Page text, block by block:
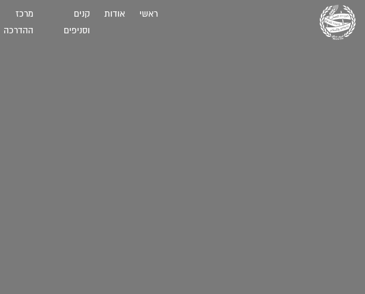
ראשי אודות קנים
וסניפים
מרכז
ההדרכה